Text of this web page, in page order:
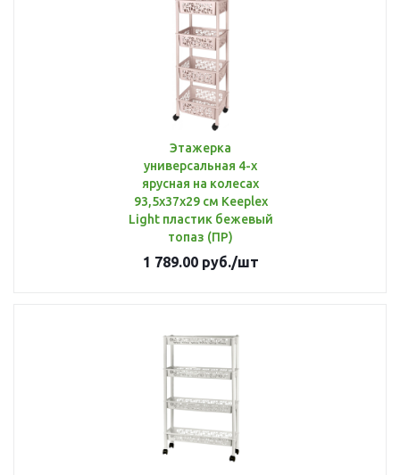
Этажерка
универсальная 4-х
ярусная на колесах
93,5х37х29 см Keeplex
Light пластик бежевый
топаз (ПР)
1 789.00руб./шт